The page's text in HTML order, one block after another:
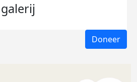
galerij
Doneer